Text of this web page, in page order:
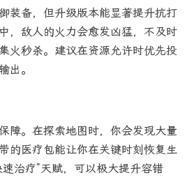
装备，但升级版本能显著提升抗打
，敌人的火力会愈发凶猛，不及时
火秒杀。建议在资源允许时优先投
出。
障。在探索地图时，你会发现大量
的医疗包能让你在关键时刻恢复生
治疗”天赋，可以极大提升容错